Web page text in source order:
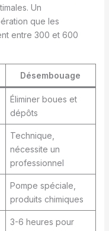
Un
que les
entre 300 et 600
Désembouage
Éliminer boues et
dépôts
Technique,
nécessite un
professionnel
Pompe spéciale,
produits chimiques
3-6 heures pour